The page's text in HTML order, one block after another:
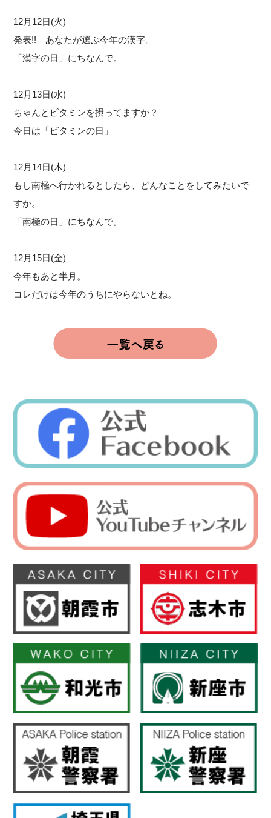
12月12日(火)
発表!! あなたが選ぶ今年の漢字。
「漢字の日」にちなんで。
12月13日(水)
ちゃんとビタミンを摂ってますか？
今日は「ビタミンの日」
12月14日(木)
もし南極へ行かれるとしたら、どんなことをしてみたいで
すか。
「南極の日」にちなんで。
12月15日(金)
今年もあと半月。
コレだけは今年のうちにやらないとね。